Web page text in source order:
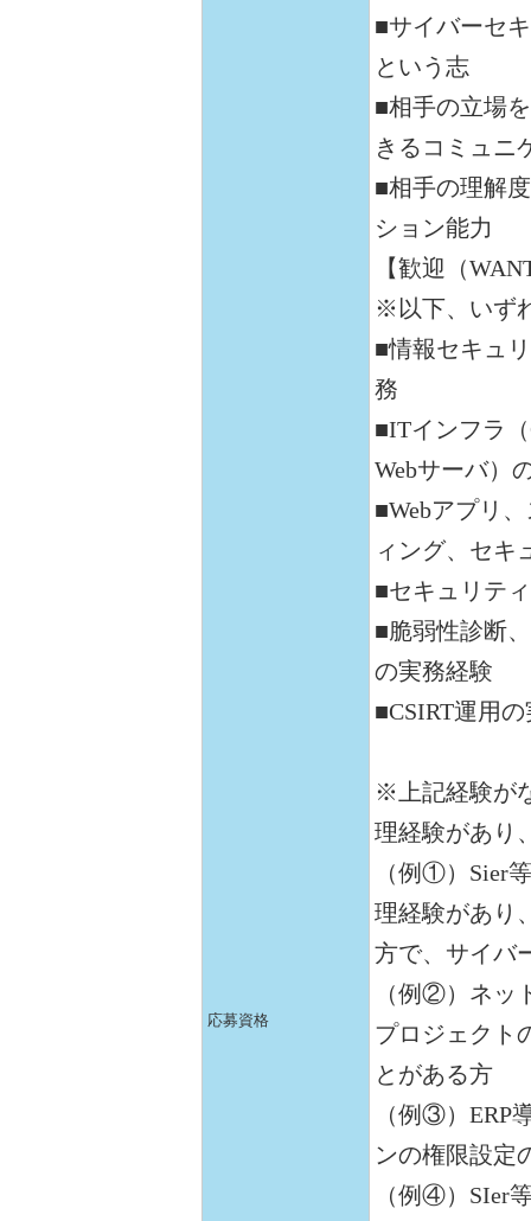
応募資格
■サイバーセ
という志
■相手の立場
きるコミュニ
■相手の理解
ション能力
【歓迎（
※以下、いず
■情報セキュ
務
■ITインフラ
Webサーバ）
■Webアプリ
ィング、セキ
■セキュリテ
■脆弱性診断
の実務経験
■CSIRT運用
※上記経験が
理経験があり
（例①）Sier
理経験があり
方で、サイバ
（例②）ネッ
プロジェクト
とがある方
（例③）ERP
ンの権限設定
（例④）SIer